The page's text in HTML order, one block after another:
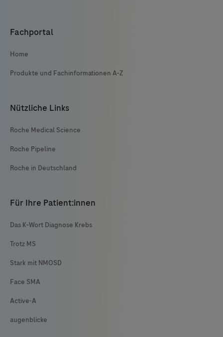
Fachportal
Home
Produkte und Fachinformationen A-Z
Nützliche Links
Roche Medical Science
Roche Pipeline
Roche in Deutschland
Für Ihre Patient:innen
Das K-Wort Diagnose Krebs
Trotz MS
Stark mit NMOSD
Face SMA
Active-A
augenblicke